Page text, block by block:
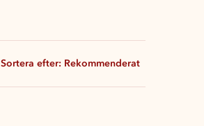
Sortera efter: Rekommenderat